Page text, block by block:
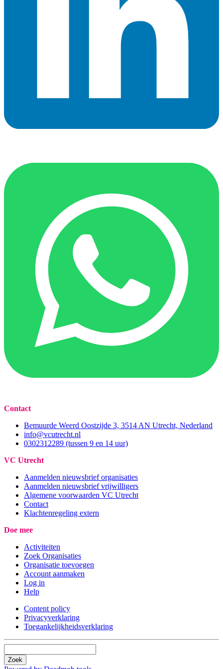
Contact
Bemuurde Weerd Oostzijde 3, 3514 AN Utrecht, Nederland
info@vcutrecht.nl
0302312289 (tussen 9 en 14 uur)
VC Utrecht
Aanmelden nieuwsbrief organisaties
Aanmelden nieuwsbrief vrijwilligers
Algemene voorwaarden VC Utrecht
Contact
Klachtenregeling extern
Doe mee
Activiteiten
Zoek Organisaties
Organisatie toevoegen
Account aanmaken
Log in
Help
Content policy
Privacyverklaring
Toegankelijkheidsverklaring
Zoek